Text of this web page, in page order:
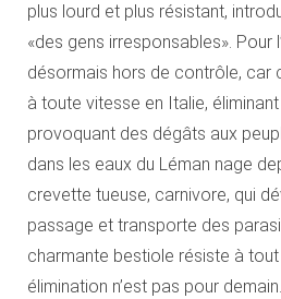
plus lourd et plus résistant,
«des gens irresponsables». Pour
désormais hors de contrôle, car
à toute vitesse en Italie,
provoquant des dégâts aux
dans les eaux du Léman nage
crevette tueuse, carnivore, qui
passage et transporte des
charmante bestiole résiste à
élimination n’est pas pour demain.